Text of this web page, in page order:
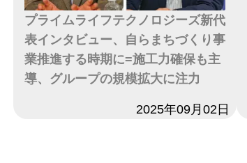
プライムライフテクノロジーズ新代
表インタビュー、自らまちづくり事
業推進する時期に=施工力確保も主
導、グループの規模拡大に注力
2025年09月02日